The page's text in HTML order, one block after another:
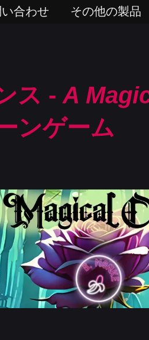
合わせ その他の製品
ス - A
ンゲーム